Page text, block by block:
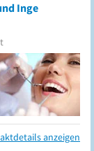
Inge
anzeigen